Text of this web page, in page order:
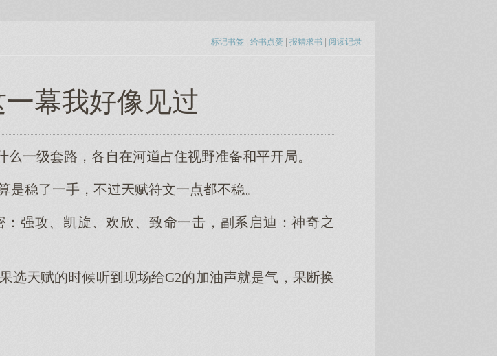
标记书签 | 给书点赞 | 报错求书 | 阅读记录
幕我好像见过
一级套路，各在河占住视野准备平局。
稳了一手，不赋符文一点不稳。
强攻、凯旋、欢欣、致命一击，副系启迪：神奇
选赋的候听现场给G2的加油声就是气，果断换